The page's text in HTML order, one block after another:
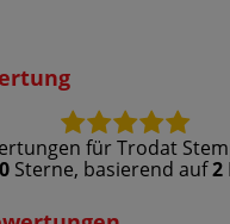
fürTrodat
Sterne, basierend auf2